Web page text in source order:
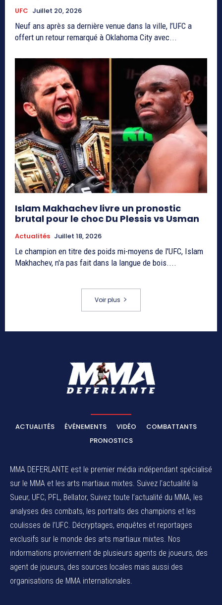
UFC Juillet 20, 2026
Neuf ans après sa dernière venue dans la ville, l’UFC a
offert un retour remarqué à Oklahoma City avec...
Islam Makhachev livre un pronostic
brutal pour le choc Du Plessis vs Usman
Actualités Juillet 18, 2026
Le champion en titre des poids mi-moyens de l'UFC, Islam
Makhachev, n'a pas fait dans la langue de bois....
Voir plus
ACTUALITÉS ÉVÉNEMENTS VIDÉO
COMBATTANTS
PRONOSTICS
MMA DEFERLANTE est le premier média indépendant spécialisé
sur le MMA et les arts martiaux mixtes. Suivez l’actualité la
Sueur, UFC, PFL, Bellator, Suivez toute l’actualité du MMA, les
analyses des combats, les portraits des champions et les
coulisses de l’UFC. Décryptages, enquêtes et reportages
exclusifs sur le monde des arts martiaux mixtes. Nos
indormations proviennent de plusieurs agents de joueurs, des
agent de joueurs, des sources locales mais aussi des
organisations de MMA internationales.